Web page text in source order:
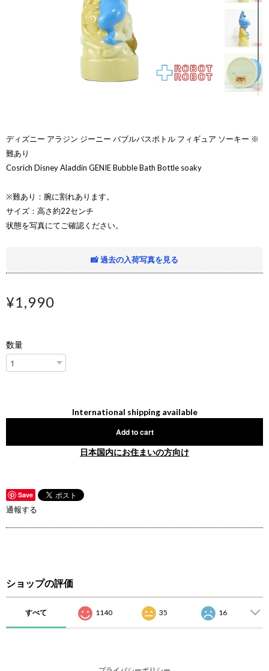
ディズニー アラジン ジーニー バブルバスボトル フィギュア ソーキー ※
難あり
Cosrich Disney Aladdin GENIE Bubble Bath Bottle soaky
※難あり：腕に割れあります。
サイズ：高さ約22センチ
状態を写真にてご確認ください。
📸 過去の入荷写真を見る
¥1,990
数量
International shipping available
Add to cart
日本国内にお住まいの方向け
Save
通報する
ショップの評価
すべて 1140 35 16